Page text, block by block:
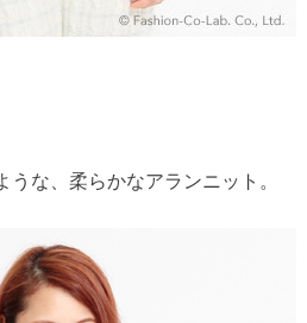
な、柔らかなアランニット。